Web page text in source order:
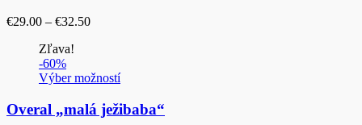
€29.00 – €32.50Price
€32.50
Zľava!
-60%
Výber možností
Overal „malá ježibaba“